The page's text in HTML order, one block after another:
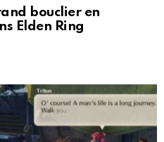
bouclier en
Elden Ring